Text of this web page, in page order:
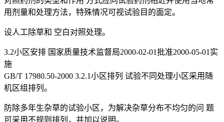
用剂量和处理方法，特殊情况可视试验目的面定。
设人工除草和 空白对照处理。
3.2小区安排 国家质量技术监督局2000-02-01批准2000-05-01实
施
GB/T 17980.50-2000 3.2.1小区排列 试验不同处理小区采用随
机区组排列。
防除多年生杂草的试验小区，为解决杂草分布不均匀的问 题
可采用不规则排列，并加以说明。